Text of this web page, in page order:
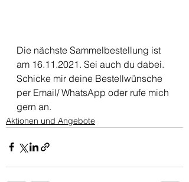
Die nächste Sammelbestellung ist
am 16.11.2021. Sei auch du dabei.
Schicke mir deine Bestellwünsche
per Email/ WhatsApp oder rufe mich
gern an.
Aktionen und Angebote